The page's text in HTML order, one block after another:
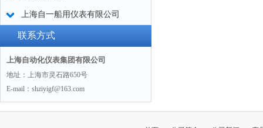
上海自一船用仪表有限公司
联系方式
上海自动化仪表集团有限公司
地址：上海市灵石路650号
E-mail：shziyigf@163.com